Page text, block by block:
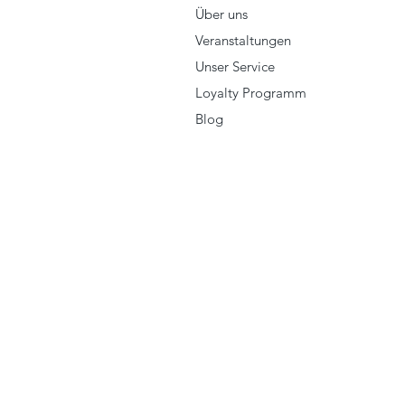
Über uns
Veranstaltungen
Unser Service
Loyalty Programm
Blog